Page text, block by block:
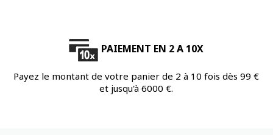
PAIEMENT EN 2 A 10X
Payez le montant de votre panier de 2 à 10 fois dès 99 €
et jusqu'à 6000 €.